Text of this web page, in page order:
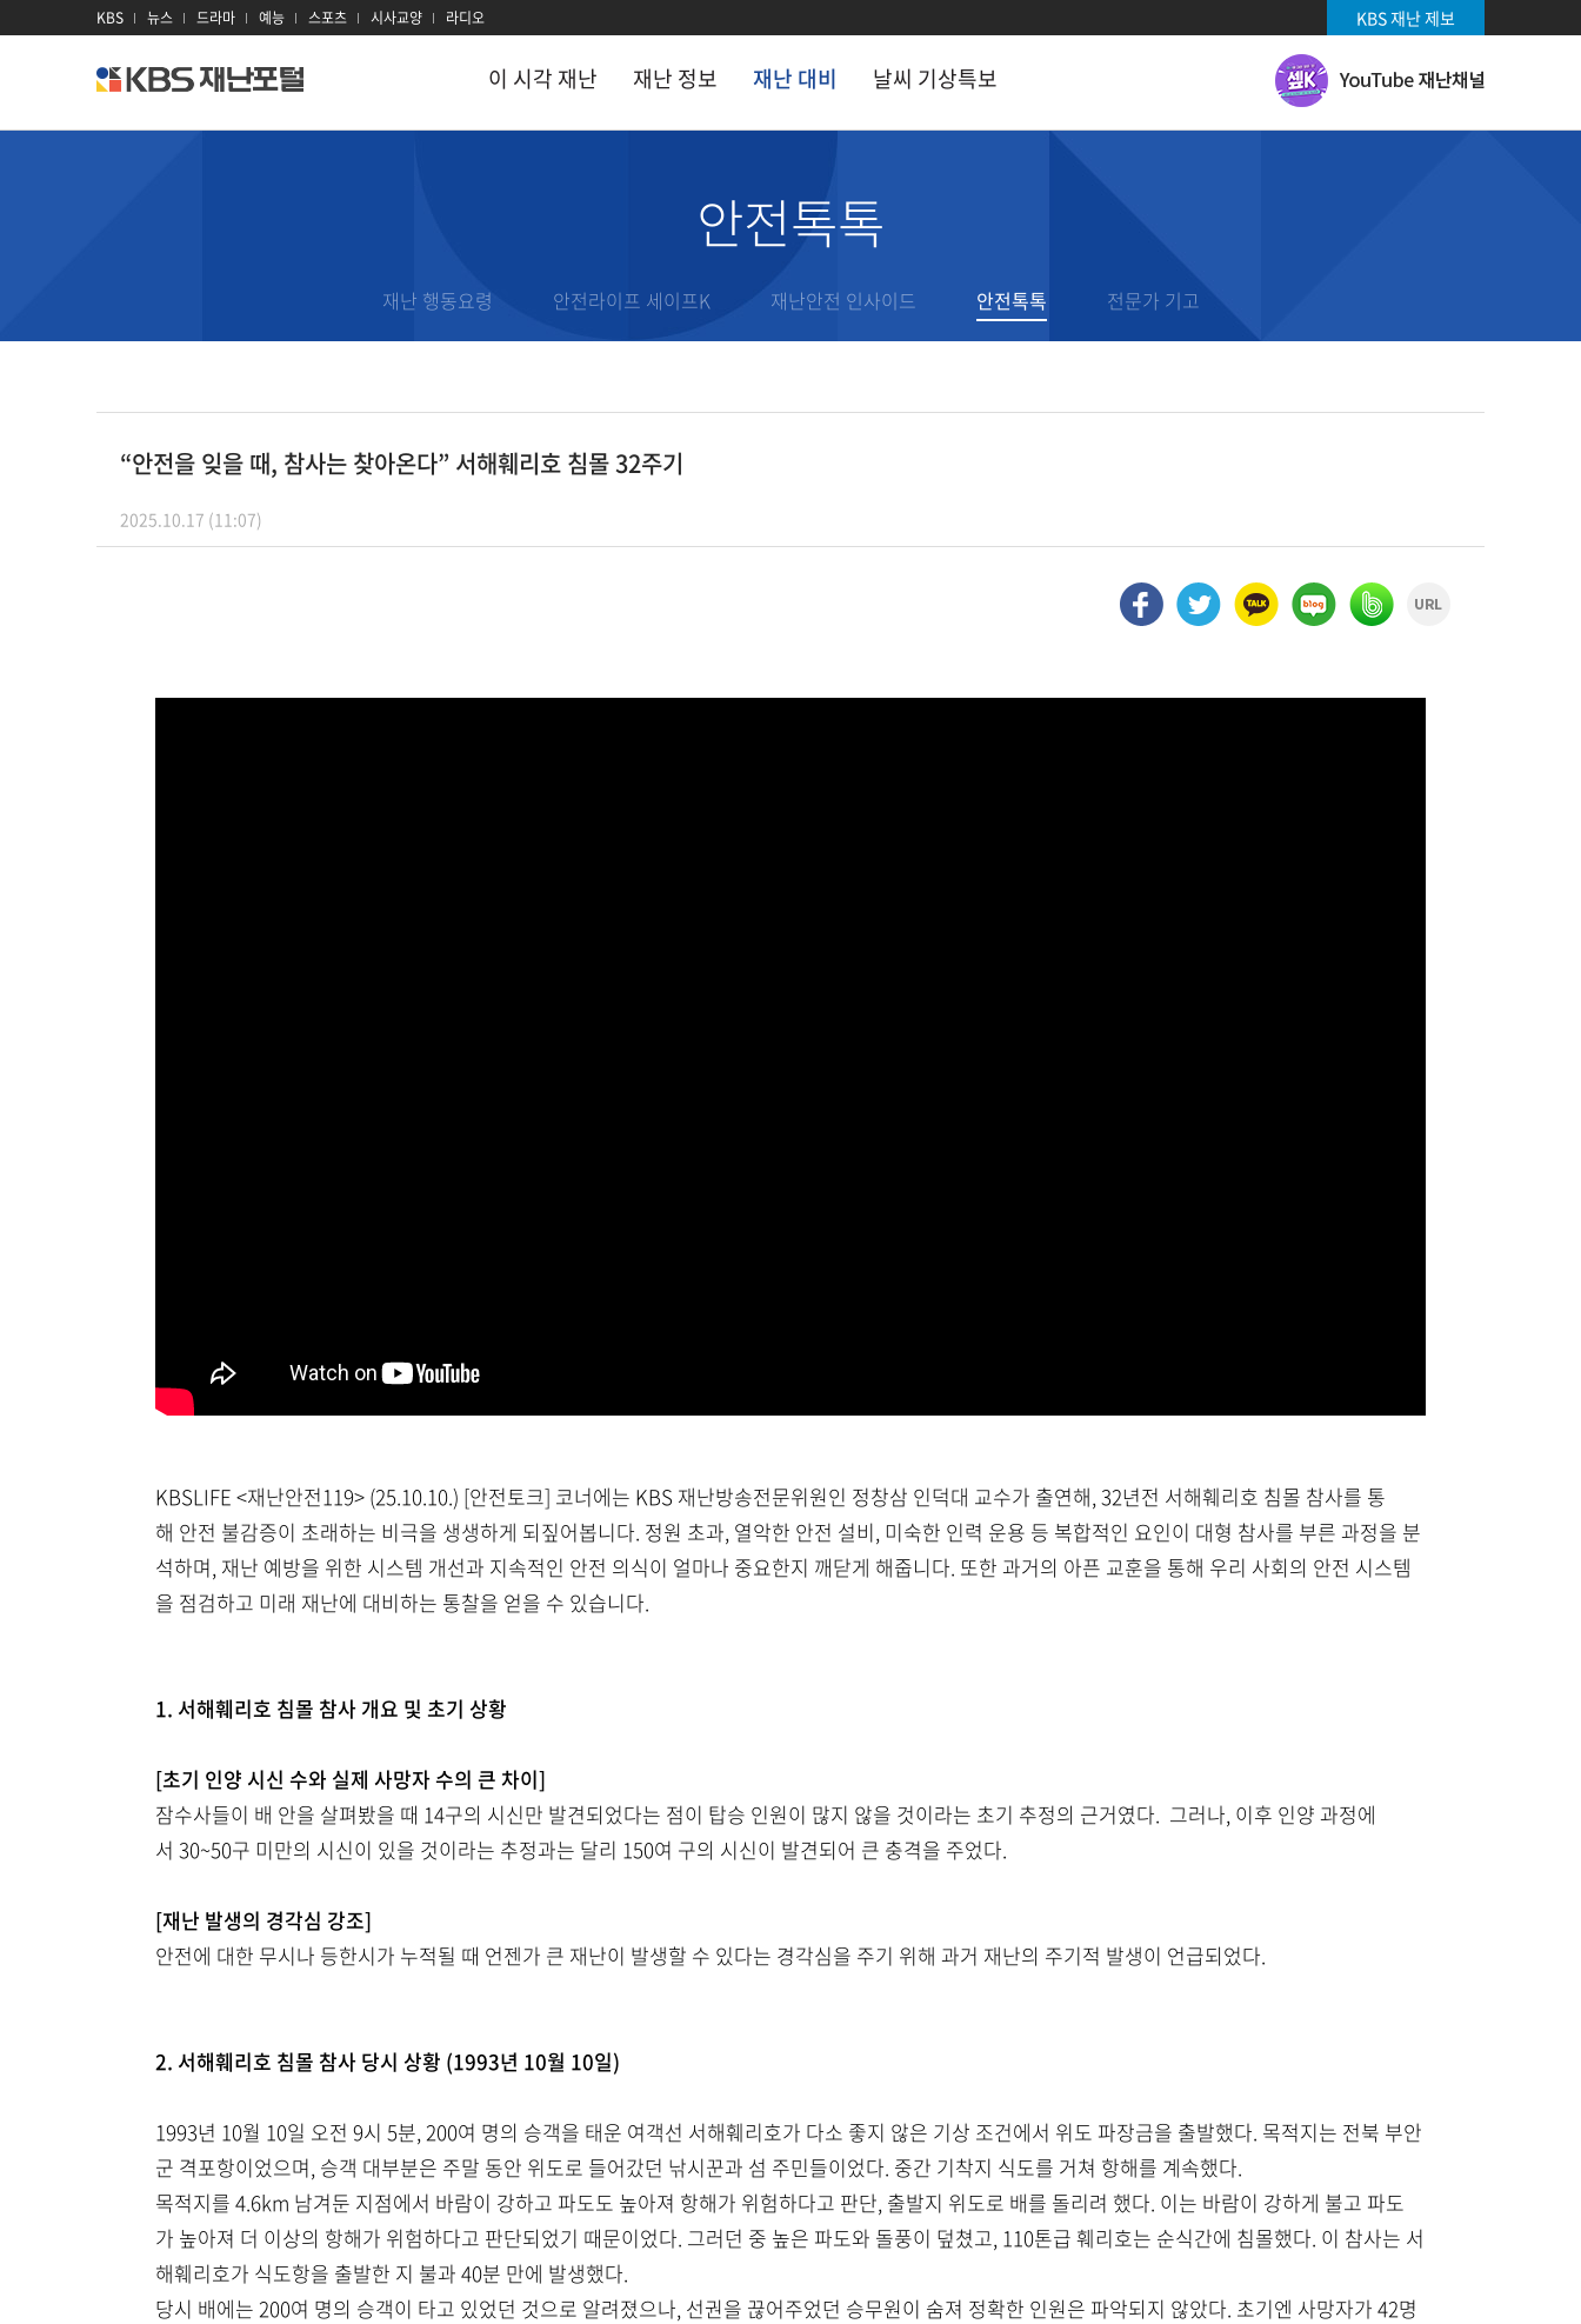
KBS 뉴스 드라마 예능 스포츠 시사교양 라디오 KBS 재난 제보
kbs
재
이 시각 재난 재난 정보 재난 대비 날씨 기상특보
유
투
브
재
호우
산사태
폭염
감염병
전력
방사선
재난문자
과거 재난기록
재난 유관기관
재난 행동요령
안전라이프 세이프K
재난안전 인사이드
날씨영상
기상특보
안전톡톡
재난 행동요령 안전라이프 세이프K 재난안전 인사이드 안전톡톡 전문가 기고
“안전을 잊을 때, 참사는 찾아온다” 서해훼리호 침몰 32주기
2025.10.17 (11:07)
facebook twitter kakao
naver
blog
band
KBSLIFE <재난안전119> (25.10.10.) [안전토크] 코너에는 KBS 재난방송전문위원인 정창삼 인덕대 교수가 출연해, 32년전 서해훼리호 침몰 참사를 통
해 안전 불감증이 초래하는 비극을 생생하게 되짚어봅니다. 정원 초과, 열악한 안전 설비, 미숙한 인력 운용 등 복합적인 요인이 대형 참사를 부른 과정을 분
석하며, 재난 예방을 위한 시스템 개선과 지속적인 안전 의식이 얼마나 중요한지 깨닫게 해줍니다. 또한 과거의 아픈 교훈을 통해 우리 사회의 안전 시스템
을 점검하고 미래 재난에 대비하는 통찰을 얻을 수 있습니다.
1. 서해훼리호 침몰 참사 개요 및 초기 상황
[초기 인양 시신 수와 실제 사망자 수의 큰 차이]
잠수사들이 배 안을 살펴봤을 때 14구의 시신만 발견되었다는 점이 탑승 인원이 많지 않을 것이라는 초기 추정의 근거였다. 그러나, 이후 인양 과정에
서 30~50구 미만의 시신이 있을 것이라는 추정과는 달리 150여 구의 시신이 발견되어 큰 충격을 주었다.
[재난 발생의 경각심 강조]
안전에 대한 무시나 등한시가 누적될 때 언젠가 큰 재난이 발생할 수 있다는 경각심을 주기 위해 과거 재난의 주기적 발생이 언급되었다.
2. 서해훼리호 침몰 참사 당시 상황 (1993년 10월 10일)
1993년 10월 10일 오전 9시 5분, 200여 명의 승객을 태운 여객선 서해훼리호가 다소 좋지 않은 기상 조건에서 위도 파장금을 출발했다. 목적지는 전북 부안
군 격포항이었으며, 승객 대부분은 주말 동안 위도로 들어갔던 낚시꾼과 섬 주민들이었다. 중간 기착지 식도를 거쳐 항해를 계속했다.
목적지를 4.6km 남겨둔 지점에서 바람이 강하고 파도도 높아져 항해가 위험하다고 판단, 출발지 위도로 배를 돌리려 했다. 이는 바람이 강하게 불고 파도
가 높아져 더 이상의 항해가 위험하다고 판단되었기 때문이었다. 그러던 중 높은 파도와 돌풍이 덮쳤고, 110톤급 훼리호는 순식간에 침몰했다. 이 참사는 서
해훼리호가 식도항을 출발한 지 불과 40분 만에 발생했다.
당시 배에는 200여 명의 승객이 타고 있었던 것으로 알려졌으나, 선권을 끊어주었던 승무원이 숨져 정확한 인원은 파악되지 않았다. 초기엔 사망자가 42명